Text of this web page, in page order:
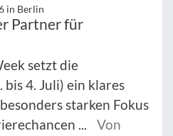
in Berlin
Partner für
setzt die
bis 4. Juli) ein klares
starken Fokus
...
Von